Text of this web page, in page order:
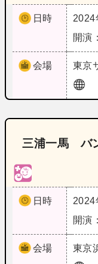
日時
2024
開演
会場 東京
三浦一馬 バ
日時
2024
開演
会場 東京